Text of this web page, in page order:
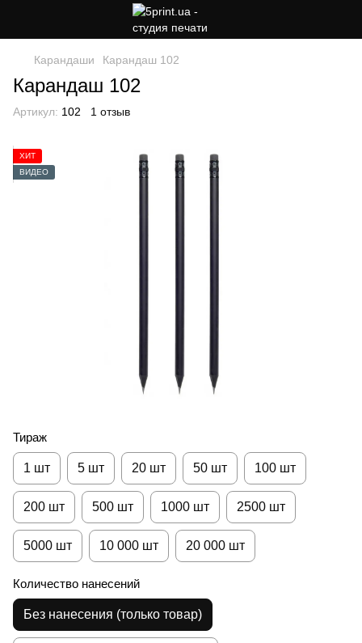
Карандаши Карандаш 102
Карандаш 102
Артикул: 102 1 отзыв
ХИТ
ВИДЕО
Тираж
1 шт 5 шт 20 шт 50 шт 100 шт
200 шт 500 шт 1000 шт 2500 шт
5000 шт 10 000 шт 20 000 шт
Количество нанесений
Без нанесения (только товар)